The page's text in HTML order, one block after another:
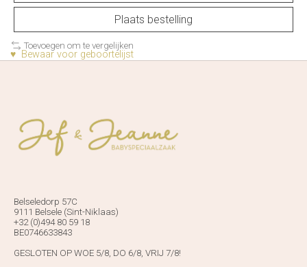
Plaats bestelling
Toevoegen om te vergelijken
♥ Bewaar voor geboortelijst
Belseledorp 57C
9111 Belsele (Sint-Niklaas)
+32 (0)494 80 59 18
BE0746633843
GESLOTEN OP WOE 5/8, DO 6/8, VRIJ 7/8!